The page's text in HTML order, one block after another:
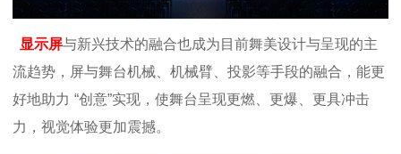
显示屏与新兴技术的融合也成为目前舞美设计与呈现的主
流趋势，屏与舞台机械、机械臂、投影等手段的融合，能更
好地助力 “创意”实现，使舞台呈现更燃、更爆、更具冲击
力，视觉体验更加震撼。